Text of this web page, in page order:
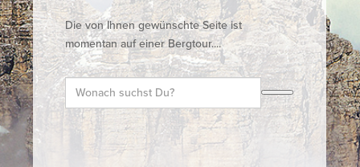
Die von Ihnen gewünschte Seite ist
momentan auf einer Bergtour....